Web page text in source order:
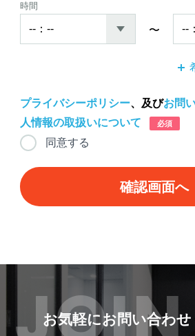
時間
〜
プライバシーポリシー、及びお問
人情報の取扱いについて
必須
同意する
お気軽にお問い合わ